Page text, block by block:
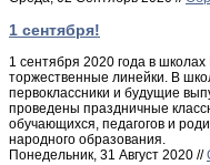
1 сентября!
1 сентября 2020 года в
торжественные линейки. В
первоклассники и будущие
проведены праздничные
обучающихся, педагогов и
народного образования.
Понедельник, 31 Август 2020 //